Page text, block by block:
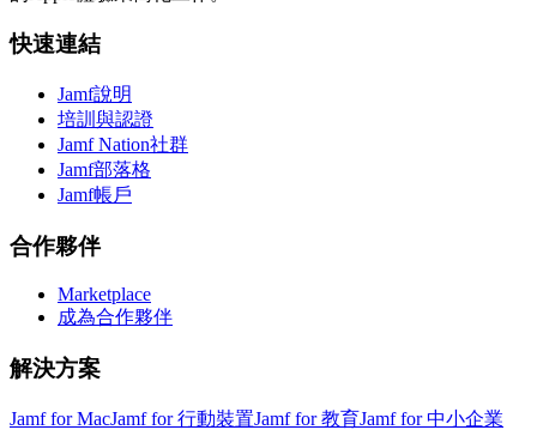
快速連結
Jamf說明
培訓與認證
Jamf Nation社群
Jamf部落格
Jamf帳戶
合作夥伴
Marketplace
成為合作夥伴
解決方案
Jamf for MacJamf for 行動裝置Jamf for 教育Jamf for 中小企業